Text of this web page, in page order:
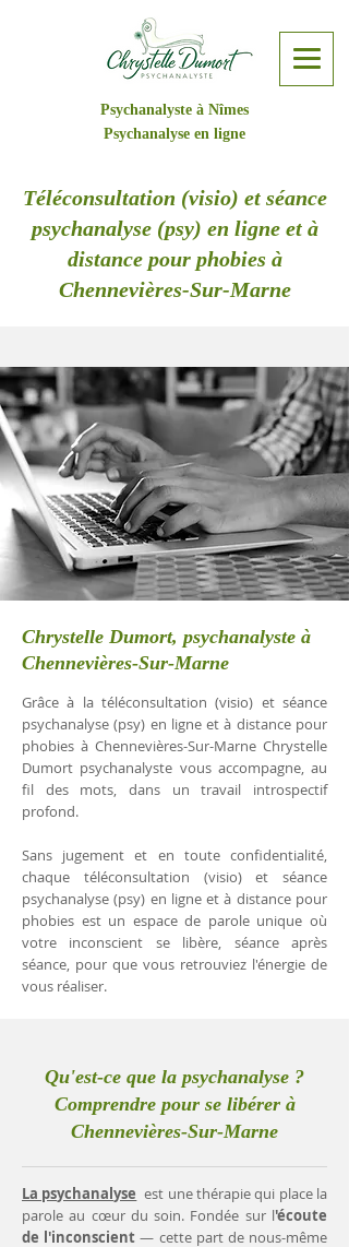
Psychanalyste à Nîmes
Psychanalyse en ligne
Téléconsultation (visio) et séance
psychanalyse (psy) en ligne et à
distance pour phobies à
Chennevières-Sur-Marne
Chrystelle Dumort, psychanalyste à
Chennevières-Sur-Marne
Grâce à la téléconsultation (visio) et séance
psychanalyse (psy) en ligne et à distance pour
phobies à Chennevières-Sur-Marne Chrystelle
Dumort psychanalyste vous accompagne, au
fil des mots, dans un travail introspectif
profond.
Sans jugement et en toute confidentialité,
chaque téléconsultation (visio) et séance
psychanalyse (psy) en ligne et à distance pour
phobies est un espace de parole unique où
votre inconscient se libère, séance après
séance, pour que vous retrouviez l'énergie de
vous réaliser.
Qu'est-ce que la psychanalyse ?
Comprendre pour se libérer à
Chennevières-Sur-Marne
La psychanalyse est une thérapie qui place la
parole au cœur du soin. Fondée sur l'écoute
de l'inconscient— cette part de nous-même